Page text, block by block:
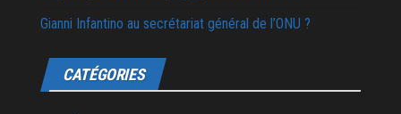
Gianni Infantino au secrétariat général de l’ONU ?
CATÉGORIES